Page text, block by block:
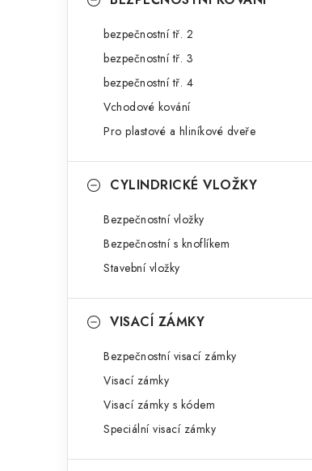
bezpečnostní tř. 2
bezpečnostní tř. 3
bezpečnostní tř. 4
Vchodové kování
Pro plastové a hliníkové dveře
CYLINDRICKÉ VLOŽKY
Bezpečnostní vložky
Bezpečnostní s knoflíkem
Stavební vložky
VISACÍ ZÁMKY
Bezpečnostní visací zámky
Visací zámky
Visací zámky s kódem
Speciální visací zámky